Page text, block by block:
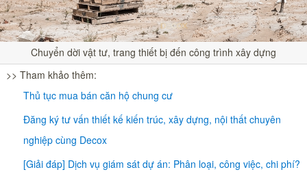
Chuyển dời vật tư, trang thiết bị đến công trình xây dựng
>> Tham khảo thêm:
Thủ tục mua bán căn hộ chung cư
Đăng ký tư vấn thiết kế kiến trúc, xây dựng, nội thất chuyên
nghiệp cùng Decox
[Giải đáp] Dịch vụ giám sát dự án: Phân loại, công việc, chi phí?